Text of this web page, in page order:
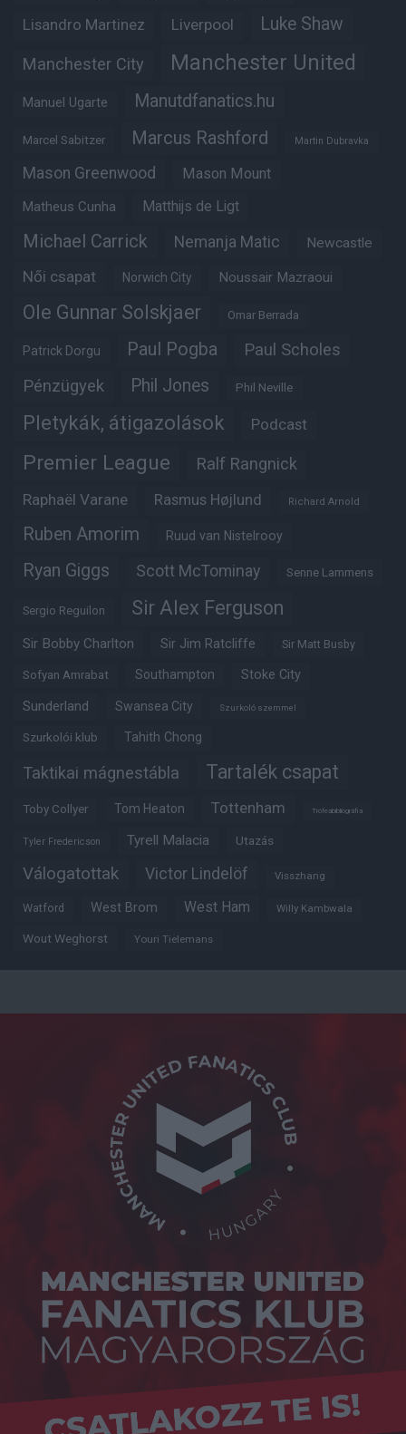
Lisandro Martinez Liverpool Luke Shaw
Manchester City Manchester United
Manuel Ugarte Manutdfanatics.hu
Marcel Sabitzer Marcus Rashford Martin Dubravka
Mason Greenwood Mason Mount
Matheus Cunha Matthijs de Ligt
Michael Carrick Nemanja Matic Newcastle
Női csapat Norwich City Noussair Mazraoui
Ole Gunnar Solskjaer Omar Berrada
Patrick Dorgu Paul Pogba Paul Scholes
Pénzügyek Phil Jones Phil Neville
Pletykák, átigazolások Podcast
Premier League Ralf Rangnick
Raphaël Varane Rasmus Højlund Richard Arnold
Ruben Amorim Ruud van Nistelrooy
Ryan Giggs Scott McTominay Senne Lammens
Sergio Reguilon Sir Alex Ferguson
Sir Bobby Charlton Sir Jim Ratcliffe Sir Matt Busby
Sofyan Amrabat Southampton Stoke City
Sunderland Swansea City Szurkoló szemmel
Szurkolói klub Tahith Chong
Taktikai mágnestábla Tartalék csapat
Toby Collyer Tom Heaton Tottenham Trófeabibliográfia
Tyler Fredericson Tyrell Malacia Utazás
Válogatottak Victor Lindelöf Visszhang
Watford West Brom West Ham Willy Kambwala
Wout Weghorst Youri Tielemans